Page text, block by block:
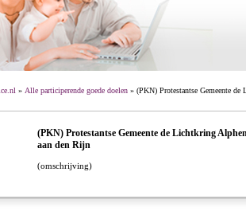
» Alle participerende goede doelen» (PKN) Protestantse Gemeente de
(PKN) Protestantse Gemeente de Lichtkring
aan den Rijn
(omschrijving)